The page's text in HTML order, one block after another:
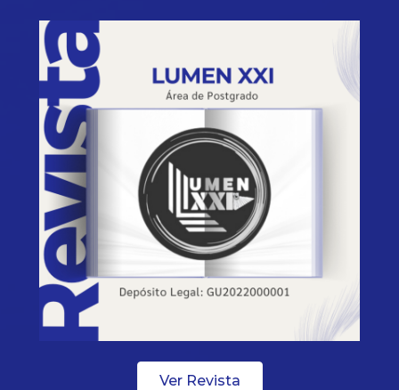
Ver Revista